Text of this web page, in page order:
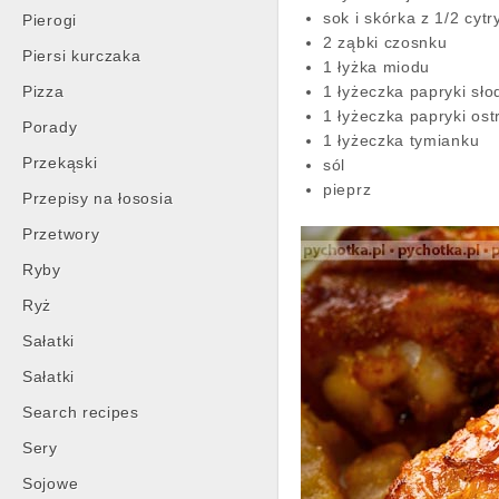
Pierogi
Piersi kurczaka
Pizza
Porady
Przekąski
Przepisy na łososia
Przetwory
Ryby
Ryż
Sałatki
Sałatki
Search recipes
Sery
Sojowe
sok i skórka z 1/2
2 ząbki czosnku
1 łyżka miodu
1 łyżeczka papryki
1 łyżeczka papryki
1 łyżeczka tymianku
sól
pieprz